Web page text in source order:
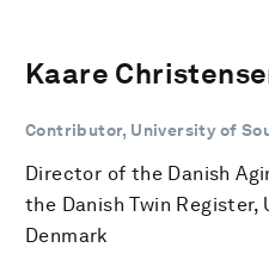
Kaare
Contributor, University of
Director of the Danish
the Danish Twin
Denmark